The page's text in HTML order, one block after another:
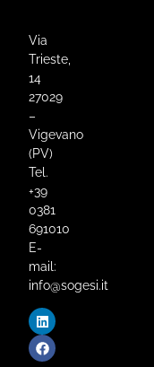
Via
Trieste,
14
27029
–
Vigevano
(PV)
Tel.
+39
0381
691010
E-
mail:
info@sogesi.it